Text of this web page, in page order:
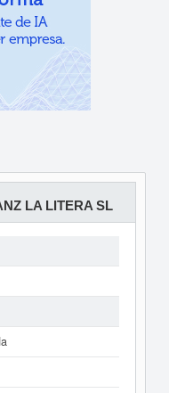
LA LITERA SL